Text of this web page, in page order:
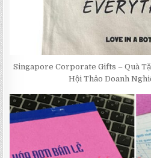
Singapore Corporate Gifts – Quà
Hội Thảo Doanh